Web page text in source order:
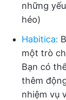
những
héo)
Habitica:
một trò
Bạn có
thêm
nhiệm vụ